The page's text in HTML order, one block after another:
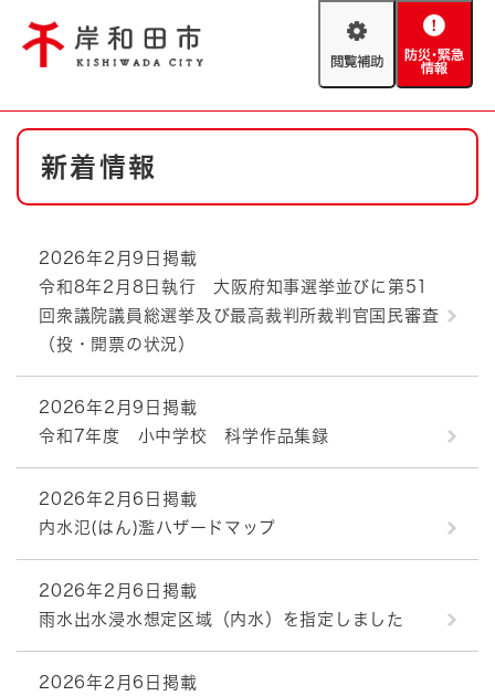
閲
助
防
緊
やさしい日本語
文字サイズ 標準 拡大
背景色変更 白 黒 青
防災・緊急情報
ハザードマップ AED設置箇所
とじる
本
新着情報
2026年2月9日掲載
令和8年2月8日執行 大阪府知事選挙並びに第51
回衆議院議員総選挙及び最高裁判所裁判官国民審査
（投・開票の状況）
2026年2月9日掲載
令和7年度 小中学校 科学作品集録
2026年2月6日掲載
内水氾(はん)濫ハザードマップ
2026年2月6日掲載
雨水出水浸水想定区域（内水）を指定しました
2026年2月6日掲載